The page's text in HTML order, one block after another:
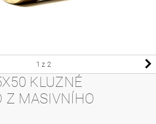
1 z 2
KLUZNÉ
Z MASIVNÍHO